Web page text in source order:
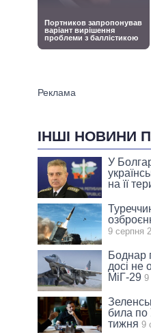
ІНШІ НОВИНИ
У
на її
9 серпня
Боднар
досі не
МіГ-29 9
била по
тижня 9